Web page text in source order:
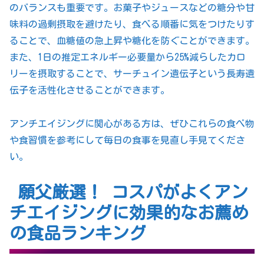
のバランスも重要です。お菓子やジュースなどの糖分や甘
味料の過剰摂取を避けたり、食べる順番に気をつけたりす
ることで、血糖値の急上昇や糖化を防ぐことができます。
また、1日の推定エネルギー必要量から25%減らしたカロ
リーを摂取することで、サーチュイン遺伝子という長寿遺
伝子を活性化させることができます。
アンチエイジングに関心がある方は、ぜひこれらの食べ物
や食習慣を参考にして毎日の食事を見直し手見てくださ
い。
願父厳選！ コスパがよくアン
チエイジングに効果的なお薦め
の食品ランキング